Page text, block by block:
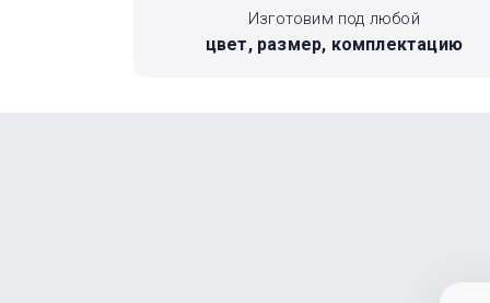
Изготовим под любой
цвет, размер, комплектацию